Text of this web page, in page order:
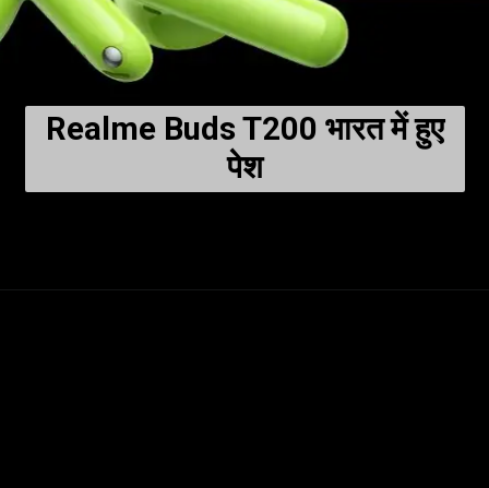
Realme Buds T200 भारत में हुए
पेश